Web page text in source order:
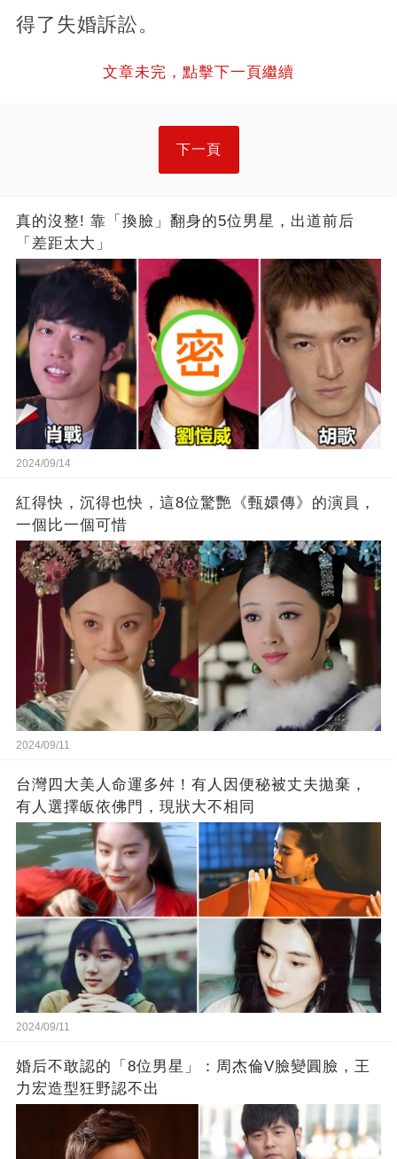
得了失婚訴訟。
文章未完，點擊下一頁繼續
下一頁
真的沒整! 靠「換臉」翻身的5位男星，出道前后
「差距太大」
2024/09/14
紅得快，沉得也快，這8位驚艷《甄嬛傳》的演員，
一個比一個可惜
2024/09/11
台灣四大美人命運多舛！有人因便秘被丈夫拋棄，
有人選擇皈依佛門，現狀大不相同
2024/09/11
婚后不敢認的「8位男星」：周杰倫V臉變圓臉，王
力宏造型狂野認不出